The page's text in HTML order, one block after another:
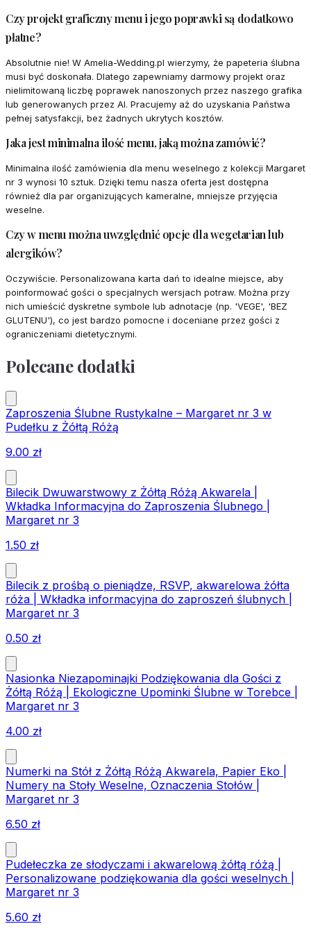
Czy projekt graficzny menu i jego poprawki są dodatkowo
płatne?
Absolutnie nie! W Amelia-Wedding.pl wierzymy, że papeteria ślubna
musi być doskonała. Dlatego zapewniamy darmowy projekt oraz
nielimitowaną liczbę poprawek nanoszonych przez naszego grafika
lub generowanych przez AI. Pracujemy aż do uzyskania Państwa
pełnej satysfakcji, bez żadnych ukrytych kosztów.
Jaka jest minimalna ilość menu, jaką można zamówić?
Minimalna ilość zamówienia dla menu weselnego z kolekcji Margaret
nr 3 wynosi 10 sztuk. Dzięki temu nasza oferta jest dostępna
również dla par organizujących kameralne, mniejsze przyjęcia
weselne.
Czy w menu można uwzględnić opcje dla wegetarian lub
alergików?
Oczywiście. Personalizowana karta dań to idealne miejsce, aby
poinformować gości o specjalnych wersjach potraw. Można przy
nich umieścić dyskretne symbole lub adnotacje (np. 'VEGE', 'BEZ
GLUTENU'), co jest bardzo pomocne i doceniane przez gości z
ograniczeniami dietetycznymi.
Polecane dodatki
Zaproszenia Ślubne Rustykalne – Margaret nr 3 w
Pudełku z Żółtą Różą
9.00 zł
Bilecik Dwuwarstwowy z Żółtą Różą Akwarela |
Wkładka Informacyjna do Zaproszenia Ślubnego |
Margaret nr 3
1.50 zł
Bilecik z prośbą o pieniądze, RSVP, akwarelowa żółta
róża | Wkładka informacyjna do zaproszeń ślubnych |
Margaret nr 3
0.50 zł
Nasionka Niezapominajki Podziękowania dla Gości z
Żółtą Różą | Ekologiczne Upominki Ślubne w Torebce |
Margaret nr 3
4.00 zł
Numerki na Stół z Żółtą Różą Akwarela, Papier Eko |
Numery na Stoły Weselne, Oznaczenia Stołów |
Margaret nr 3
6.50 zł
Pudełeczka ze słodyczami i akwarelową żółtą różą |
Personalizowane podziękowania dla gości weselnych |
Margaret nr 3
5.60 zł